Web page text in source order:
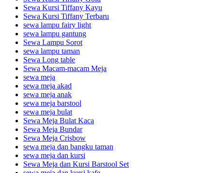
Sewa Kursi Tiffany Kayu
Sewa Kursi Tiffany Terbaru
sewa lampu fairy light
sewa lampu gantung
Sewa Lampu Sorot
sewa lampu taman
Sewa Long table
Sewa Macam-macam Meja
sewa meja
sewa meja akad
sewa meja anak
sewa meja barstool
sewa meja bulat
Sewa Meja Bulat Kaca
Sewa Meja Bundar
Sewa Meja Crisbow
sewa meja dan bangku taman
sewa meja dan kursi
Sewa Meja dan Kursi Barstool Set